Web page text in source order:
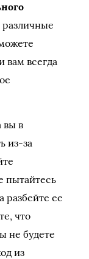
различные
вам всегда
вы в
из-за
пытайтесь
разбейте ее
что
не будете
из